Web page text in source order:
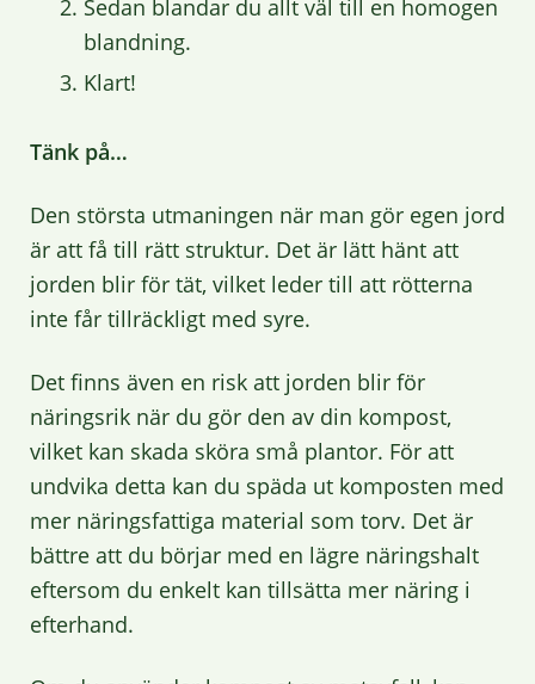
Sedan blandar du allt väl till en homogen
blandning.
Klart!
Tänk på…
Den största utmaningen när man gör egen jord
är att få till rätt struktur. Det är lätt hänt att
jorden blir för tät, vilket leder till att rötterna
inte får tillräckligt med syre.
Det finns även en risk att jorden blir för
näringsrik när du gör den av din kompost,
vilket kan skada sköra små plantor. För att
undvika detta kan du späda ut komposten med
mer näringsfattiga material som torv. Det är
bättre att du börjar med en lägre näringshalt
eftersom du enkelt kan tillsätta mer näring i
efterhand.